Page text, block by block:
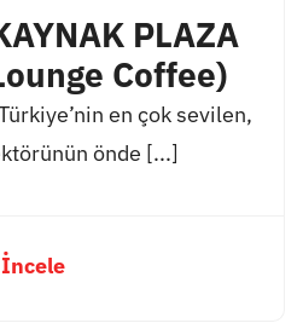
PLAZA
Coffee)
en çok sevilen,
önde [...]
İncele